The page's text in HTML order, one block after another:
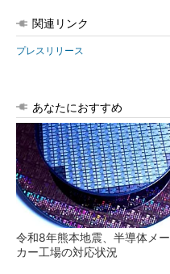
関連リンク
プレスリリース
あなたにおすすめ
令和8年熊本地震、半導体メー
カー工場の対応状況